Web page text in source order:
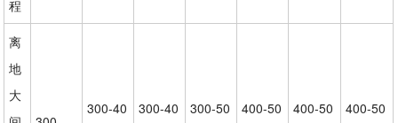
程
离
地
大
300-40
300-40
300-50
400-50
400-50
400-50